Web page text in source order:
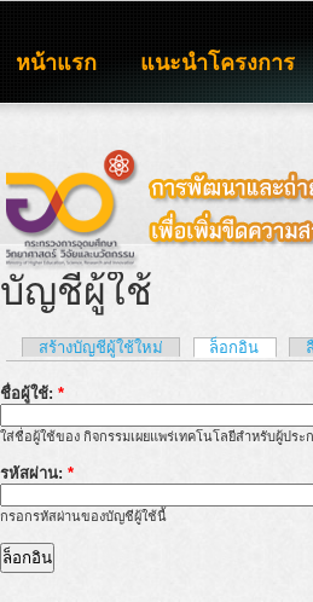
หน้าแรก แนะนำโครงการ
บัญชีผู้ใช้
สร้างบัญชีผู้ใช้ใหม่ ล็อกอิน
ชื่อผู้ใช้: *
ใส่ชื่อผู้ใช้ของ กิจกรรมเผยแพร่เทคโนโลยีสำหรับผู้ปร
รหัสผ่าน: *
กรอกรหัสผ่านของบัญชีผู้ใช้นี้